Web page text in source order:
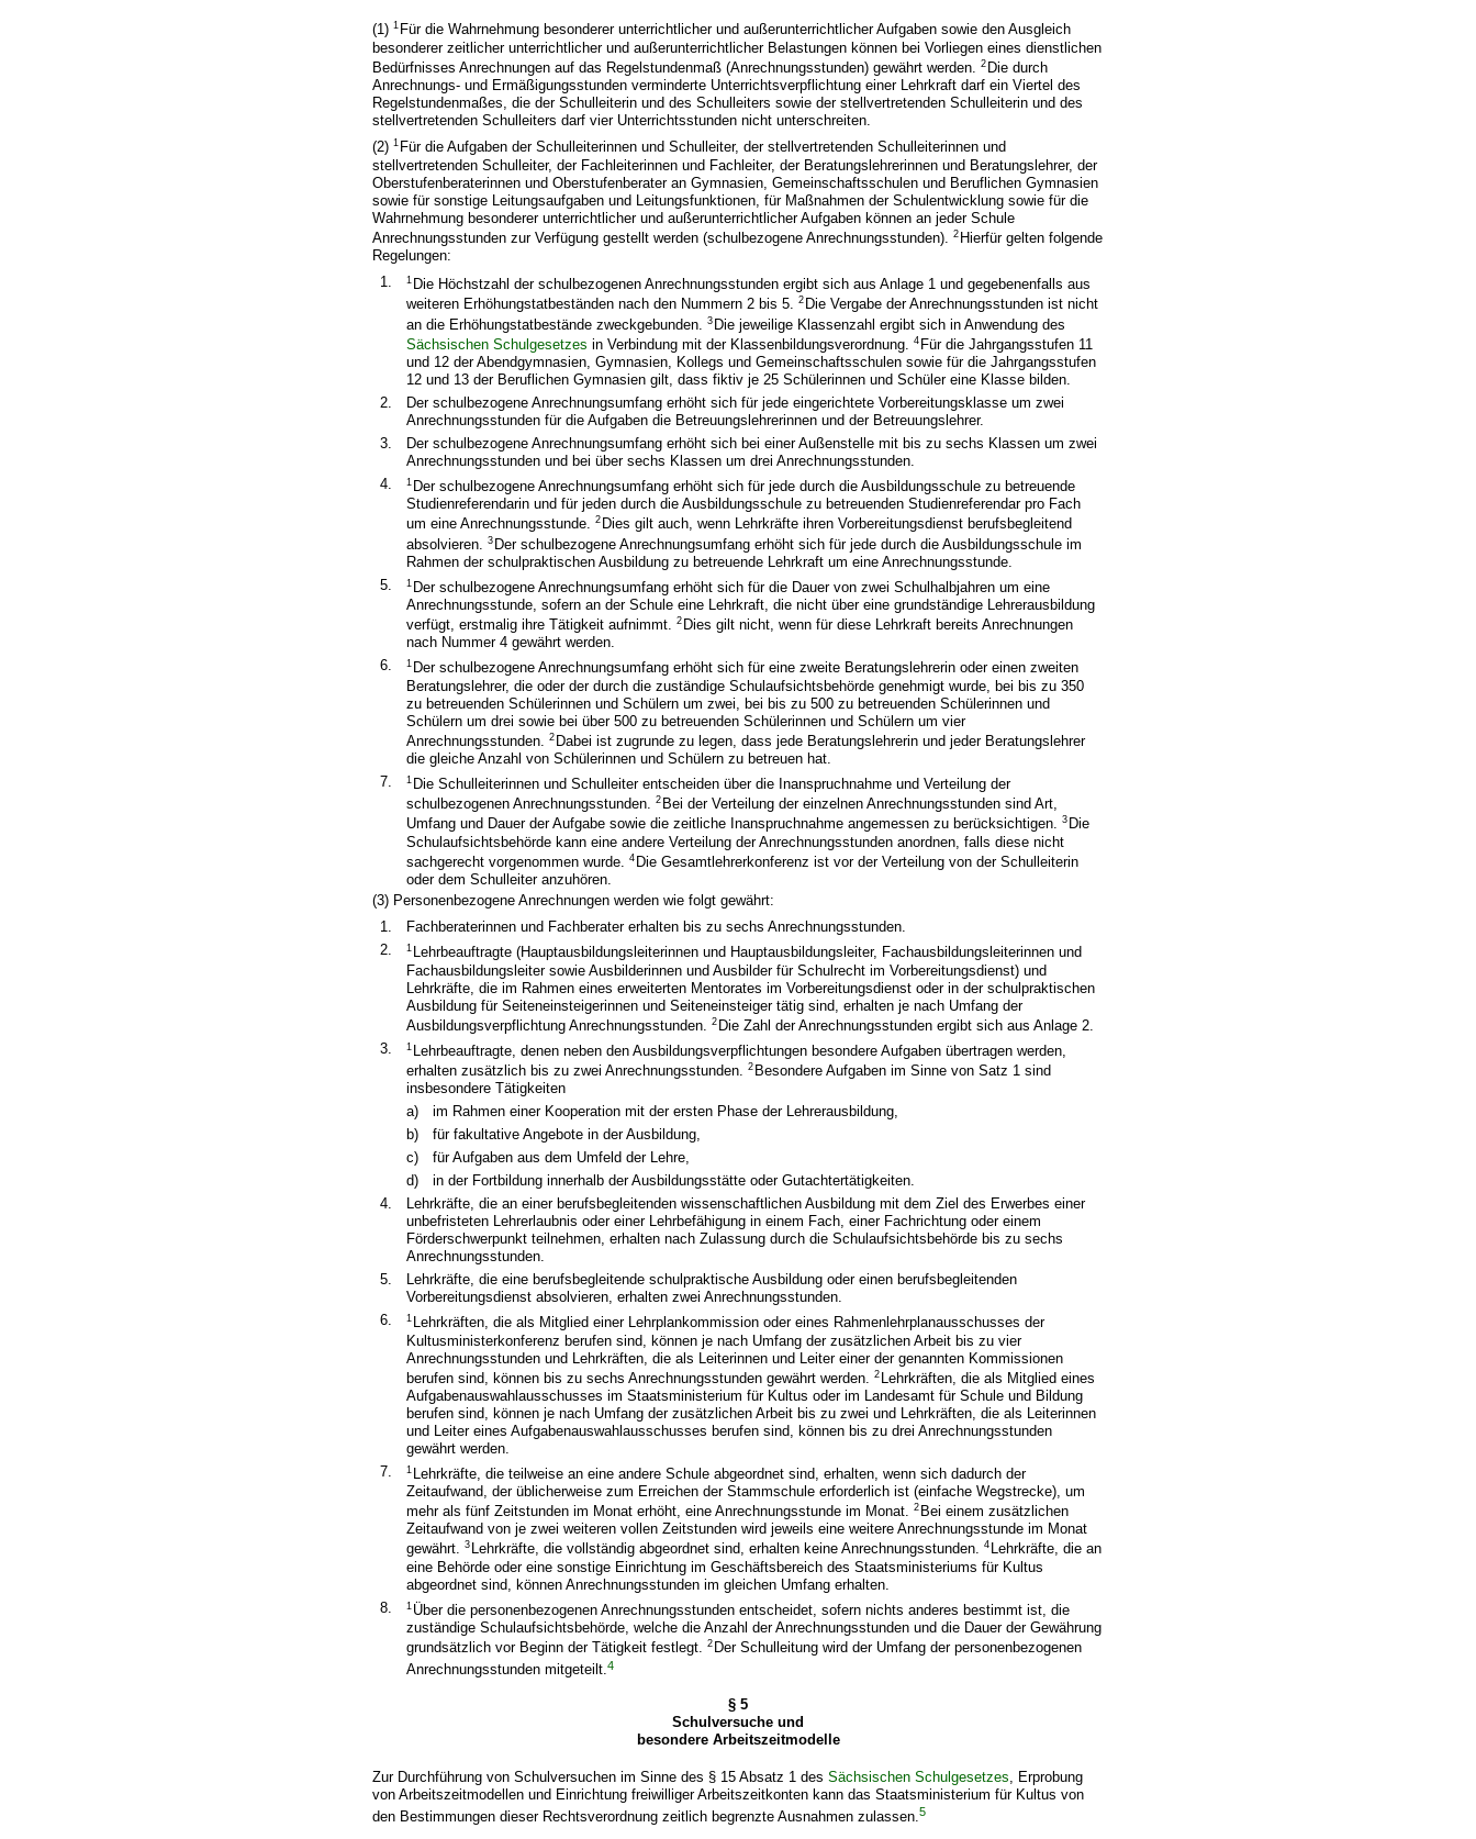
(1)1 Für die Wahrnehmung besonderer unterrichtlicher und außerunterrichtlicher Aufgaben sowie den Ausgleich
besonderer zeitlicher unterrichtlicher und außerunterrichtlicher Belastungen können bei Vorliegen eines dienstlichen
Bedürfnisses Anrechnungen auf das Regelstundenmaß (Anrechnungsstunden) gewährt werden.2 Die durch
Anrechnungs- und Ermäßigungsstunden verminderte Unterrichtsverpflichtung einer Lehrkraft darf ein Viertel des
Regelstundenmaßes, die der Schulleiterin und des Schulleiters sowie der stellvertretenden Schulleiterin und des
stellvertretenden Schulleiters darf vier Unterrichtsstunden nicht unterschreiten.
(2)1 Für die Aufgaben der Schulleiterinnen und Schulleiter, der stellvertretenden Schulleiter­innen und
stellvertretenden Schulleiter, der Fachleiterinnen und Fachleiter, der Beratungslehrerinnen und Beratungslehrer, der
Oberstufenberaterinnen und Oberstufenberater an Gymnasien, Gemeinschaftsschulen und Beruflichen Gymnasien
sowie für sonstige Leitungsaufgaben und Leitungsfunktionen, für Maßnahmen der Schulentwicklung sowie für die
Wahrnehmung besonderer unterrichtlicher und außerunterrichtlicher Aufgaben können an jeder Schule
Anrechnungsstunden zur Verfügung gestellt werden (schulbezogene Anrechnungsstunden).2 Hierfür gelten folgende
Regelungen:
1.
1 Die Höchstzahl der schulbezogenen Anrechnungsstunden ergibt sich aus Anlage 1 und gegebenenfalls aus
weiteren Erhöhungstatbeständen nach den Nummern 2 bis 5. 2 Die Vergabe der Anrechnungsstunden ist nicht
an die Erhöhungstatbestände zweckgebunden.
3 Die jeweilige Klassenzahl ergibt sich in Anwendung des
Sächsischen Schulgesetzes in Verbindung mit der Klassenbildungsverordnung. 4 Für die Jahrgangsstufen 11
und 12 der Abendgymnasien, Gymnasien, Kollegs und Gemeinschaftsschulen sowie für die Jahrgangsstufen
12 und 13 der Beruflichen Gymnasien gilt, dass fiktiv je 25 Schülerinnen und Schüler eine Klasse bilden.
2.
Der schulbezogene Anrechnungsumfang erhöht sich für jede eingerichtete Vorbereitungsklasse um zwei
Anrechnungsstunden für die Aufgaben die Betreuungslehrerinnen und der Betreuungslehrer.
3.
Der schulbezogene Anrechnungsumfang erhöht sich bei einer Außenstelle mit bis zu sechs Klassen um zwei
Anrechnungsstunden und bei über sechs Klassen um drei Anrechnungsstunden.
4.
1 Der schulbezogene Anrechnungsumfang erhöht sich für jede durch die Ausbildungsschule zu betreuende
Studienreferendarin und für jeden durch die Ausbildungsschule zu betreuenden Studienreferendar pro Fach
um eine Anrechnungsstunde. 2 Dies gilt auch, wenn Lehrkräfte ihren Vorbereitungsdienst berufsbegleitend
absolvieren.
3 Der schulbezogene Anrechnungsumfang erhöht sich für jede durch die Ausbildungsschule im
Rahmen der schulpraktischen Ausbildung zu betreuende Lehrkraft um eine Anrechnungsstunde.
5.
1 Der schulbezogene Anrechnungsumfang erhöht sich für die Dauer von zwei Schulhalbjahren um eine
Anrechnungsstunde, sofern an der Schule eine Lehrkraft, die nicht über eine grundständige Lehrerausbildung
verfügt, erstmalig ihre Tätigkeit aufnimmt. 2 Dies gilt nicht, wenn für diese Lehrkraft bereits Anrechnungen
nach Nummer 4 gewährt werden.
6.
1 Der schulbezogene Anrechnungsumfang erhöht sich für eine zweite Beratungslehrerin oder einen zweiten
Beratungslehrer, die oder der durch die zuständige Schulaufsichtsbehörde genehmigt wurde, bei bis zu 350
zu betreuenden Schülerinnen und Schülern um zwei, bei bis zu 500 zu betreuenden Schülerinnen und
Schülern um drei sowie bei über 500 zu betreuenden Schülerinnen und Schülern um vier
Anrechnungsstunden.
2 Dabei ist zugrunde zu legen, dass jede Beratungslehrerin und jeder Beratungslehrer
die gleiche Anzahl von Schülerinnen und Schülern zu betreuen hat.
7.
1 Die Schulleiterinnen und Schulleiter entscheiden über die Inanspruchnahme und Verteilung der
schulbezogenen Anrechnungsstunden. 2 Bei der Verteilung der einzelnen Anrechnungsstunden sind Art,
Umfang und Dauer der Aufgabe sowie die zeitliche Inanspruchnahme angemessen zu berücksichtigen. 3 Die
Schulaufsichtsbehörde kann eine andere Verteilung der Anrechnungsstunden anordnen, falls diese nicht
sachgerecht vorgenommen wurde.
4 Die Gesamtlehrerkonferenz ist vor der Verteilung von der Schulleiterin
oder dem Schulleiter anzuhören.
(3) Personenbezogene Anrechnungen werden wie folgt gewährt:
1.
Fachberaterinnen und Fachberater erhalten bis zu sechs Anrechnungsstunden.
2.
1 Lehrbeauftragte (Hauptausbildungsleiterinnen und Hauptausbildungsleiter, Fachausbildungsleiterinnen und
Fachausbildungsleiter sowie Ausbilderinnen und Ausbilder für Schulrecht im Vorbereitungsdienst) und
Lehrkräfte, die im Rahmen eines erweiterten Mentorates im Vorbereitungsdienst oder in der schulpraktischen
Ausbildung für Seiteneinsteigerinnen und Seiteneinsteiger tätig sind, erhalten je nach Umfang der
Ausbildungsverpflichtung Anrechnungsstunden.
2 Die Zahl der Anrechnungsstunden ergibt sich aus Anlage 2.
3.
1 Lehrbeauftragte, denen neben den Ausbildungsverpflichtungen besondere Aufgaben übertragen werden,
erhalten zusätzlich bis zu zwei Anrechnungsstunden. 2 Besondere Aufgaben im Sinne von Satz 1 sind
insbesondere Tätigkeiten
a)
im Rahmen einer Kooperation mit der ersten Phase der Lehrerausbildung,
b)
für fakultative Angebote in der Ausbildung,
c)
für Aufgaben aus dem Umfeld der Lehre,
d)
in der Fortbildung innerhalb der Ausbildungsstätte oder Gutachtertätigkeiten.
4.
Lehrkräfte, die an einer berufsbegleitenden wissenschaftlichen Ausbildung mit dem Ziel des Erwerbes einer
unbefristeten Lehrerlaubnis oder einer Lehrbefähigung in einem Fach, einer Fachrichtung oder einem
Förderschwerpunkt teilnehmen, erhalten nach Zulassung durch die Schulaufsichtsbehörde bis zu sechs
Anrechnungsstunden.
5.
Lehrkräfte, die eine berufsbegleitende schulpraktische Ausbildung oder einen berufsbegleitenden
Vorbereitungsdienst absolvieren, erhalten zwei Anrechnungsstunden.
6.
1 Lehrkräften, die als Mitglied einer Lehrplankommission oder eines Rahmenlehrplanausschusses der
Kultusministerkonferenz berufen sind, können je nach Umfang der zusätzlichen Arbeit bis zu vier
Anrechnungsstunden und Lehrkräften, die als Leiterinnen und Leiter einer der genannten Kommissionen
berufen sind, können bis zu sechs Anrechnungsstunden gewährt werden.
2
Lehrkräften, die als Mitglied eines
Aufgabenauswahlausschusses im Staatsministerium für Kultus oder im Landesamt für Schule und Bildung
berufen sind, können je nach Umfang der zusätzlichen Arbeit bis zu zwei und Lehrkräften, die als Leiterinnen
und Leiter eines Aufgabenauswahlausschusses berufen sind, können bis zu drei Anrechnungsstunden
gewährt werden.
7.
1 Lehrkräfte, die teilweise an eine andere Schule abgeordnet sind, erhalten, wenn sich dadurch der
Zeitaufwand, der üblicherweise zum Erreichen der Stammschule erforderlich ist (einfache Wegstrecke), um
mehr als fünf Zeitstunden im Monat erhöht, eine Anrechnungsstunde im Monat. 2 Bei einem zusätzlichen
Zeitaufwand von je zwei weiteren vollen Zeitstunden wird jeweils eine weitere Anrechnungsstunde im Monat
gewährt. 3 Lehrkräfte, die vollständig abgeordnet sind, erhalten keine Anrechnungsstunden. 4 Lehrkräfte, die an
eine Behörde oder eine sonstige Einrichtung im Geschäftsbereich des Staatsministeriums für Kultus
abgeordnet sind, können Anrechnungsstunden im gleichen Umfang erhalten.
8.
1 Über die personenbezogenen Anrechnungsstunden entscheidet, sofern nichts anderes bestimmt ist, die
zuständige Schulaufsichtsbehörde, welche die Anzahl der Anrechnungsstunden und die Dauer der Gewährung
grundsätzlich vor Beginn der Tätigkeit festlegt. 2 Der Schulleitung wird der Umfang der personenbezogenen
Anrechnungsstunden mitgeteilt.4
§ 5
Schulversuche und
besondere Arbeitszeitmodelle
Zur Durchführung von Schulversuchen im Sinne des § 15 Absatz 1 desSächsischen Schulgesetzes , Erprobung
von Arbeitszeitmodellen und Einrichtung freiwilliger Arbeitszeitkonten kann das Staatsministerium für Kultus von
den Bestimmungen dieser Rechtsverordnung zeitlich begrenzte Ausnahmen zulassen.5